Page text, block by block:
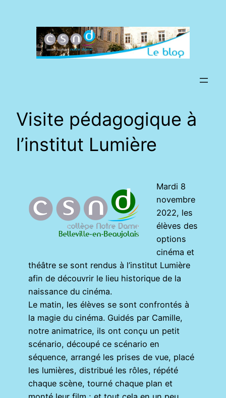
Visite pédagogique à
l’institut Lumière
Mardi 8
novembre
2022, les
élèves des
options
cinéma et
théâtre se sont rendus à l’institut Lumière
afin de découvrir le lieu historique de la
naissance du cinéma.
Le matin, les élèves se sont confrontés à
la magie du cinéma. Guidés par Camille,
notre animatrice, ils ont conçu un petit
scénario, découpé ce scénario en
séquence, arrangé les prises de vue, placé
les lumières, distribué les rôles, répété
chaque scène, tourné chaque plan et